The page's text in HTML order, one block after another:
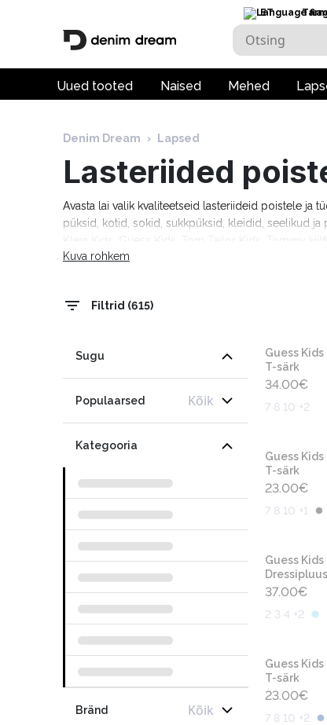
ET
Uued tooted Naised Mehed
Denim Dream › Lapsed
Lasteriided
Avasta lai valik kvaliteetseid lasteriideid poistele ja
püksid, kotid, sokid, sukkpüksid, kleidid, seelikud
tööpäeva!
Kuva rohkem
Filtrid (615)
Sugu
Populaarsed Kõik
Kategooria
Bränd Kõik
Guess Kids
T-särk
34.00€
7 8 10 +2
Guess Kids
T-särk
23.00€
7 8 10 +1
Guess Kids
Dressipluus
37.00€
2 3 4 +2
Guess Kids
T-särk
23.00€
7 8 10 +2